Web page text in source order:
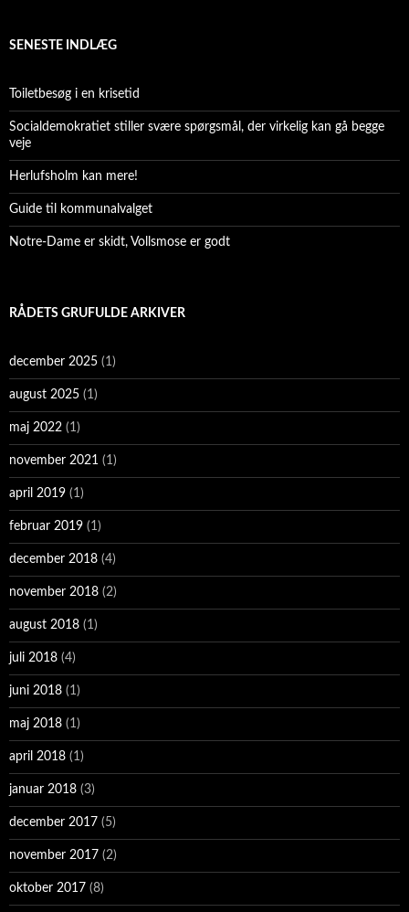
SENESTE INDLÆG
Toiletbesøg i en krisetid
Socialdemokratiet stiller svære spørgsmål, der virkelig kan gå begge
veje
Herlufsholm kan mere!
Guide til kommunalvalget
Notre-Dame er skidt, Vollsmose er godt
RÅDETS GRUFULDE ARKIVER
december 2025 (1)
august 2025 (1)
maj 2022 (1)
november 2021 (1)
april 2019 (1)
februar 2019 (1)
december 2018 (4)
november 2018 (2)
august 2018 (1)
juli 2018 (4)
juni 2018 (1)
maj 2018 (1)
april 2018 (1)
januar 2018 (3)
december 2017 (5)
november 2017 (2)
oktober 2017 (8)